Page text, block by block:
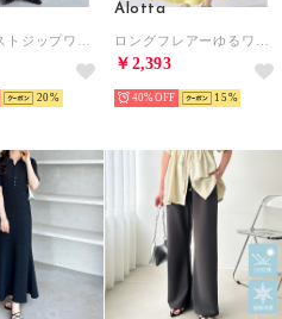
20
Alotta
￥2,393
40% 15